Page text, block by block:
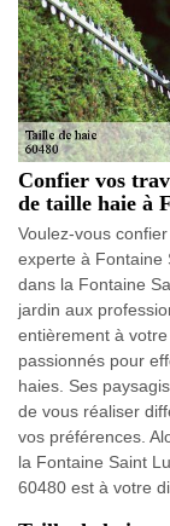
Confier vos
de taille haie à
Voulez-vous
experte à Fontaine
dans la Fontaine
jardin aux
entièrement à
passionnés pour
haies. Ses
de vous réaliser
vos préférences.
la Fontaine Saint
60480 est à votre